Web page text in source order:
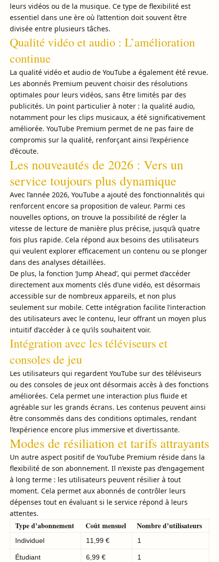
leurs vidéos ou de la musique. Ce type de flexibilité est
essentiel dans une ère où l’attention doit souvent être
divisée entre plusieurs tâches.
Qualité vidéo et audio : L’amélioration
continue
La qualité vidéo et audio de YouTube a également été revue.
Les abonnés Premium peuvent choisir des résolutions
optimales pour leurs vidéos, sans être limités par des
publicités. Un point particulier à noter : la qualité audio,
notamment pour les clips musicaux, a été significativement
améliorée. YouTube Premium permet de ne pas faire de
compromis sur la qualité, renforçant ainsi l’expérience
d’écoute.
Les nouveautés de 2026 : Vers un
service toujours plus dynamique
Avec l’année 2026, YouTube a ajouté des fonctionnalités qui
renforcent encore sa proposition de valeur. Parmi ces
nouvelles options, on trouve la possibilité de régler la
vitesse de lecture de manière plus précise, jusqu’à quatre
fois plus rapide. Cela répond aux besoins des utilisateurs
qui veulent explorer efficacement un contenu ou se plonger
dans des analyses détaillées.
De plus, la fonction ‘Jump Ahead’, qui permet d’accéder
directement aux moments clés d’une vidéo, est désormais
accessible sur de nombreux appareils, et non plus
seulement sur mobile. Cette intégration facilite l’interaction
des utilisateurs avec le contenu, leur offrant un moyen plus
intuitif d’accéder à ce qu’ils souhaitent voir.
Intégration avec les téléviseurs et
consoles de jeu
Les utilisateurs qui regardent YouTube sur des téléviseurs
ou des consoles de jeux ont désormais accès à des fonctions
améliorées. Cela permet une interaction plus fluide et
agréable sur les grands écrans. Les contenus peuvent ainsi
être consommés dans des conditions optimales, rendant
l’expérience encore plus immersive et divertissante.
Modes de résiliation et tarifs attrayants
Un autre aspect positif de YouTube Premium réside dans la
flexibilité de son abonnement. Il n’existe pas d’engagement
à long terme : les utilisateurs peuvent résilier à tout
moment. Cela permet aux abonnés de contrôler leurs
dépenses tout en évaluant si le service répond à leurs
attentes.
Type d’abonnement Coût mensuel Nombre d’utilisateurs
Individuel 11,99 € 1
Étudiant 6,99 € 1